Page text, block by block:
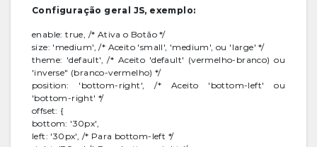
Configuração geral JS, exemplo:
enable: true, /* Ativa o Botão */
size: 'medium', /* Aceito 'small', 'medium', ou 'large' */
theme: 'default', /* Aceito 'default' (vermelho-branco) ou
'inverse" (branco-vermelho) */
position: 'bottom-right', /* Aceito 'bottom-left' ou
'bottom-right' */
offset: {
bottom: '30px',
left: '30px', /* Para bottom-left */